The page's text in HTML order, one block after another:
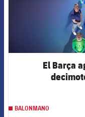
El Barça
BALONMANO